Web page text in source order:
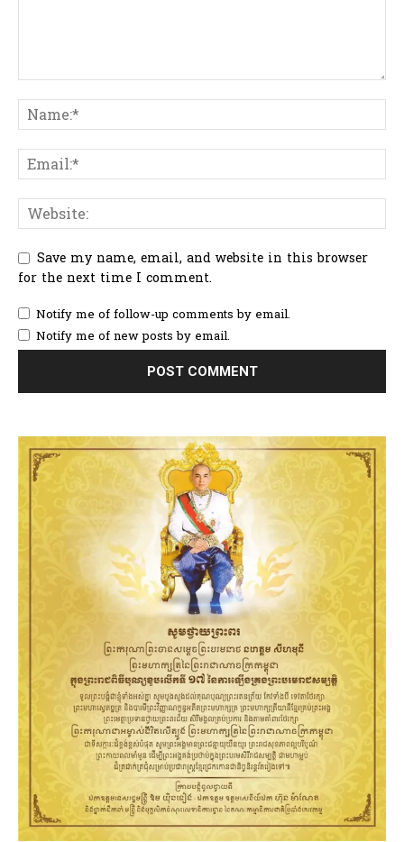
Save my name, email, and website in this browser
for the next time I comment.
Notify me of follow-up comments by email.
Notify me of new posts by email.